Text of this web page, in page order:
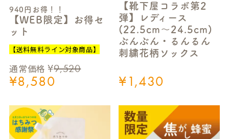
940円お得！！
【WEB限定】お得セ
ット
通常価格 ¥9,520
¥8,580
【送料無料ライン対象商品】
【靴下屋コラボ第2
弾】レディース
(22.5cm～24.5cm)
ぶんぶん・るんるん
刺繍花柄ソックス
¥1,430